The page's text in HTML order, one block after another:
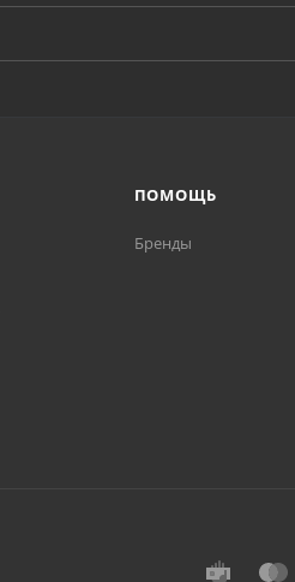
ПОМОЩЬ
Бренды